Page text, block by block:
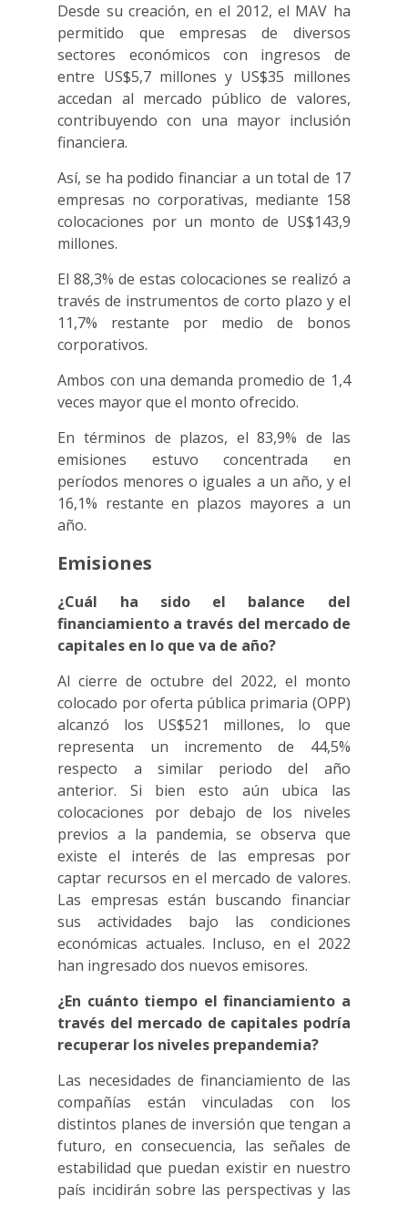
Desde su creación, en el 2012, el MAV ha
permitido que empresas de diversos
sectores económicos con ingresos de
entre US$5,7 millones y US$35 millones
accedan al mercado público de valores,
contribuyendo con una mayor inclusión
financiera.
Así, se ha podido financiar a un total de 17
empresas no corporativas, mediante 158
colocaciones por un monto de US$143,9
millones.
El 88,3% de estas colocaciones se realizó a
través de instrumentos de corto plazo y el
11,7% restante por medio de bonos
corporativos.
Ambos con una demanda promedio de 1,4
veces mayor que el monto ofrecido.
En términos de plazos, el 83,9% de las
emisiones estuvo concentrada en
períodos menores o iguales a un año, y el
16,1% restante en plazos mayores a un
año.
Emisiones
¿Cuál ha sido el balance del
financiamiento a través del mercado de
capitales en lo que va de año?
Al cierre de octubre del 2022, el monto
colocado por oferta pública primaria (OPP)
alcanzó los US$521 millones, lo que
representa un incremento de 44,5%
respecto a similar periodo del año
anterior. Si bien esto aún ubica las
colocaciones por debajo de los niveles
previos a la pandemia, se observa que
existe el interés de las empresas por
captar recursos en el mercado de valores.
Las empresas están buscando financiar
sus actividades bajo las condiciones
económicas actuales. Incluso, en el 2022
han ingresado dos nuevos emisores.
¿En cuánto tiempo el financiamiento a
través del mercado de capitales podría
recuperar los niveles prepandemia?
Las necesidades de financiamiento de las
compañías están vinculadas con los
distintos planes de inversión que tengan a
futuro, en consecuencia, las señales de
estabilidad que puedan existir en nuestro
país incidirán sobre las perspectivas y las